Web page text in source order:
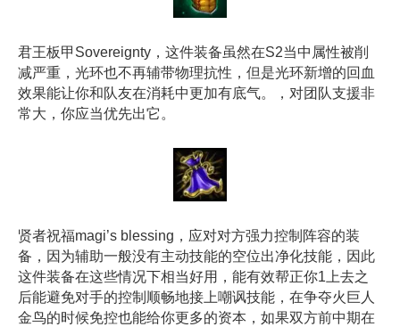
君王板甲Sovereignty，这件装备虽然在S2当中属性被削
减严重，光环也不再辅带物理抗性，但是光环新增的回血
效果能让你和队友在消耗中更加有底气。，对团队支援非
常大，你应当优先出它。
贤者祝福magi’s blessing，应对对方强力控制阵容的装
备，因为辅助一般没有主动技能的空位出净化技能，因此
这件装备在这些情况下相当好用，能有效帮正你1上去之
后能避免对手的控制顺畅地接上嘲讽技能，在争夺火巨人
金鸟的时候免控也能给你更多的资本，如果双方前中期在